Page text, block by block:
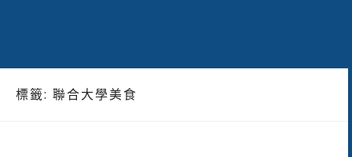
標籤: 聯合大學美食